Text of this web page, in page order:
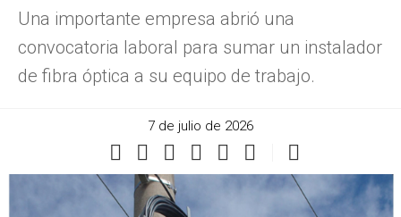
Una importante empresa abrió una
convocatoria laboral para sumar un instalador
de fibra óptica a su equipo de trabajo.
7 de julio de 2026